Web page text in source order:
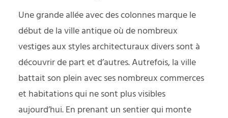
Une grande allée avec des colonnes marque le
début de la ville antique où de nombreux
vestiges aux styles architecturaux divers sont à
découvrir de part et d’autres. Autrefois, la ville
battait son plein avec ses nombreux commerces
et habitations qui ne sont plus visibles
aujourd’hui. En prenant un sentier qui monte